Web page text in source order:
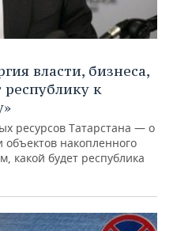
власти, бизнеса,
к
ресурсов Татарстана — о
объектов накопленного
какой будет республика